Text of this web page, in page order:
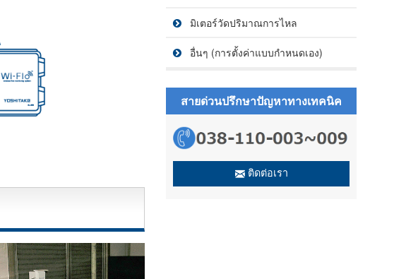
มิเตอร์วัดปริมาณการไหล
อื่นๆ (การตั้งค่าแบบกำหนดเอง)
สายด่วนปรึกษาปัญหาทางเทคนิค
ติดต่อเรา